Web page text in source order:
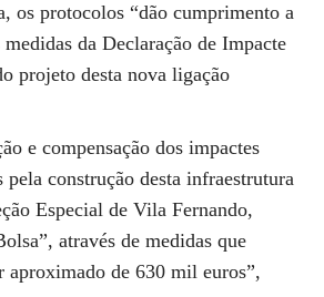
os protocolos “dão cumprimento a
da Declaração de Impacte
projeto desta nova ligação
e compensação dos impactes
pela construção desta infraestrutura
Especial de Vila Fernando,
através de medidas que
aproximado de 630 mil euros”,